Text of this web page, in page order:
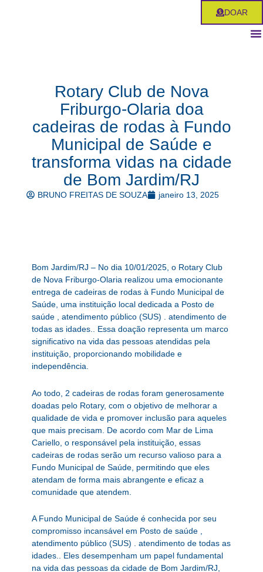
DOAR
Rotary Club de Nova
Friburgo-Olaria doa
cadeiras de rodas à Fundo
Municipal de Saúde e
transforma vidas na cidade
de Bom Jardim/RJ
BRUNO FREITAS DE SOUZA janeiro 13, 2025
Bom Jardim/RJ – No dia 10/01/2025, o Rotary Club
de Nova Friburgo-Olaria realizou uma emocionante
entrega de cadeiras de rodas à Fundo Municipal de
Saúde, uma instituição local dedicada a Posto de
saúde , atendimento público (SUS) . atendimento de
todas as idades.. Essa doação representa um marco
significativo na vida das pessoas atendidas pela
instituição, proporcionando mobilidade e
independência.
Ao todo, 2 cadeiras de rodas foram generosamente
doadas pelo Rotary, com o objetivo de melhorar a
qualidade de vida e promover inclusão para aqueles
que mais precisam. De acordo com Mar de Lima
Cariello, o responsável pela instituição, essas
cadeiras de rodas serão um recurso valioso para a
Fundo Municipal de Saúde, permitindo que eles
atendam de forma mais abrangente e eficaz a
comunidade que atendem.
A Fundo Municipal de Saúde é conhecida por seu
compromisso incansável em Posto de saúde ,
atendimento público (SUS) . atendimento de todas as
idades.. Eles desempenham um papel fundamental
na vida das pessoas da cidade de Bom Jardim/RJ,